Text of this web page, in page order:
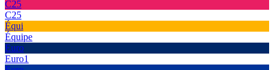
C25
C25
Équi
Équipe
Euro
Euro1